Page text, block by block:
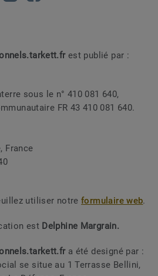
est publié par :
sous le n° 410 081 640,
FR 43 410 081 640.
France
utiliser notreformulaire web.
est Delphine Margrain.
a été designé par :
se situe au 1 Terrasse Bellini,